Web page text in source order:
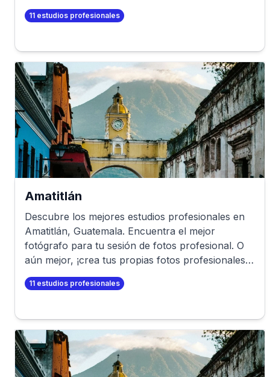
en minutos!
11 estudios profesionales
Amatitlán
Descubre los mejores estudios profesionales en
Amatitlán, Guatemala. Encuentra el mejor
fotógrafo para tu sesión de fotos profesional. O
aún mejor, ¡crea tus propias fotos profesionales
en minutos!
11 estudios profesionales